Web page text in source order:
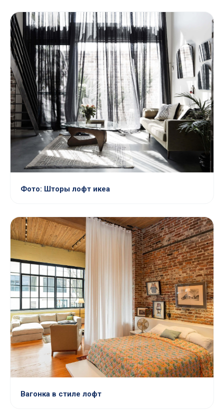
Фото: Шторы лофт икеа
Вагонка в стиле лофт